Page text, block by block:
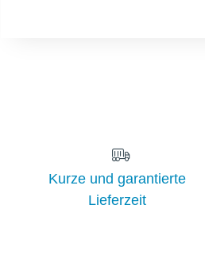
Kurze und garantierte
Lieferzeit